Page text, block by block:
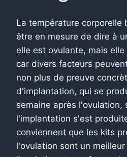
La température corporelle
être en mesure de dire à
elle est ovulante, mais
car divers facteurs
non plus de preuve
d'implantation, qui se
semaine après l'ovulation,
l'implantation s'est
conviennent que les kits
l'ovulation sont un